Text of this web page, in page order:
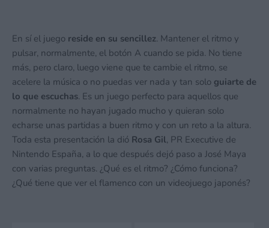
En sí el juego reside en su sencillez. Mantener el ritmo y
pulsar, normalmente, el botón A cuando se pida. No tiene
más, pero claro, luego viene que te cambie el ritmo, se
acelere la música o no puedas ver nada y tan solo guiarte de
lo que escuchas. Es un juego perfecto para aquellos que
normalmente no hayan jugado mucho y quieran solo
echarse unas partidas a buen ritmo y con un reto a la altura.
Toda esta presentación la dió Rosa Gil, PR Executive de
Nintendo España, a lo que después dejó paso a José Maya
con varias preguntas. ¿Qué es el ritmo? ¿Cómo funciona?
¿Qué tiene que ver el flamenco con un videojuego japonés?